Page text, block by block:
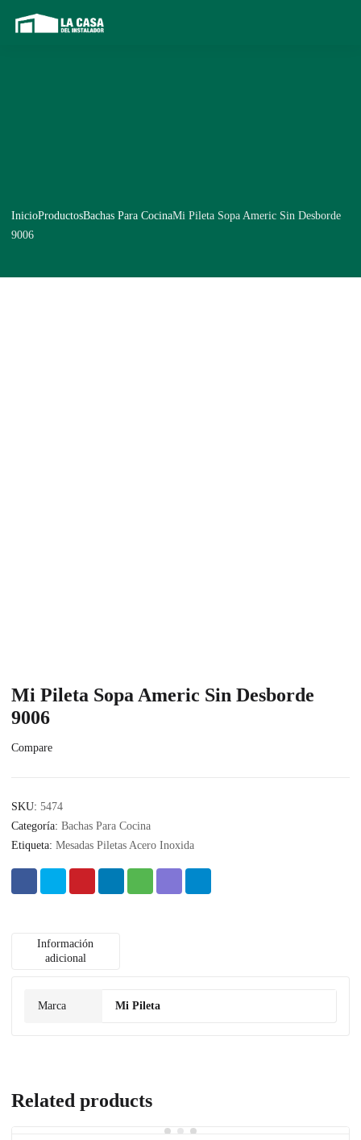
InicioProductosBachas Para CocinaMi Pileta Sopa Americ Sin Desborde
9006
Mi Pileta Sopa Americ Sin Desborde
9006
Compare
SKU: 5474
Categoría: Bachas Para Cocina
Etiqueta: Mesadas Piletas Acero Inoxida
Información
adicional
Marca Mi Pileta
Related products